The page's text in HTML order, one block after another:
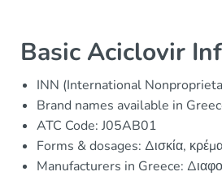
Basic Aciclovir
INN (International
Brand names available in
ATC Code: J05AB01
Forms & dosages: Δισκία,
Manufacturers in Greece: